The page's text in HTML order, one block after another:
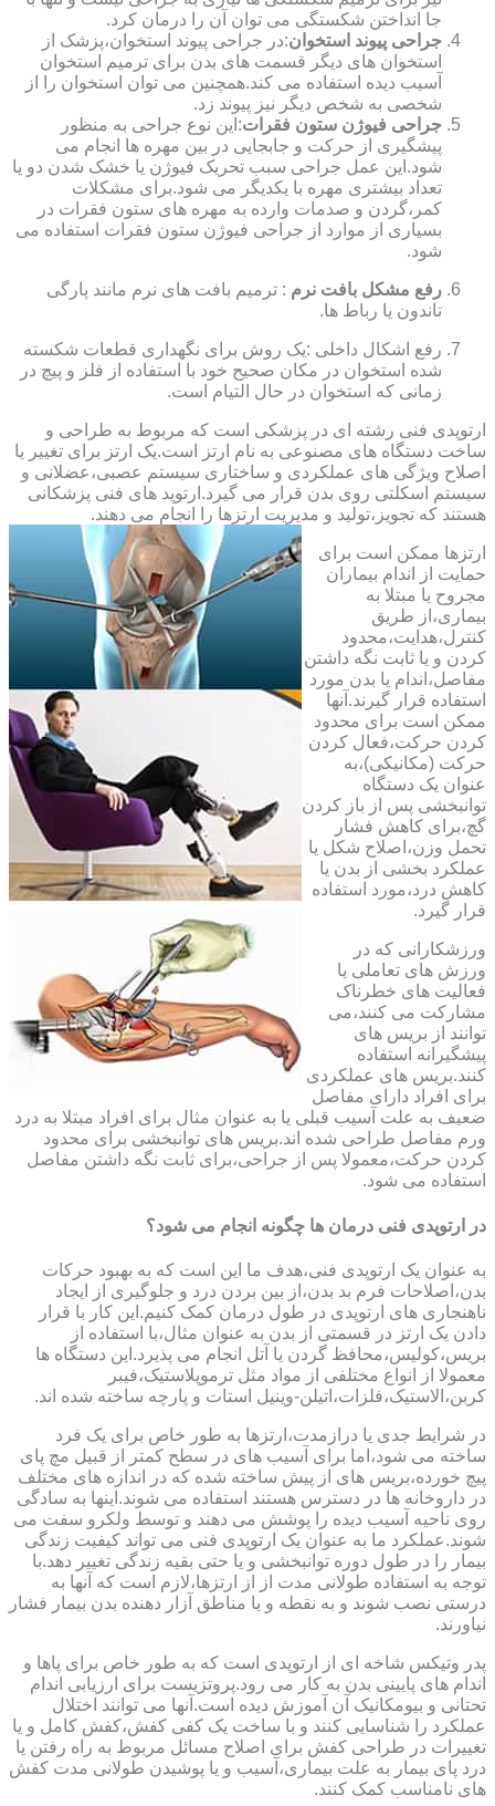
جا انداختن شکستگی می توان آن را درمان کرد.
جراحی پیوند استخوان:در جراحی پیوند استخوان،پزشک از
استخوان های دیگر قسمت های بدن برای ترمیم استخوان
آسیب دیده استفاده می کند.همچنین می توان استخوان را از
شخصی به شخص دیگر نیز پیوند زد.
جراحی فیوژن ستون فقرات:این نوع جراحی به منظور
پیشگیری از حرکت و جابجایی در بین مهره ها انجام می
شود.این عمل جراحی سبب تحریک فیوژن یا خشک شدن دو یا
تعداد بیشتری مهره با یکدیگر می شود.برای مشکلات
کمر،گردن و صدمات وارده به مهره های ستون فقرات در
بسیاری از موارد از جراحی فیوژن ستون فقرات استفاده می
شود.
رفع مشکل بافت نرم : ترمیم بافت های نرم مانند پارگی
تاندون یا رباط ها.
رفع اشکال داخلی :یک روش برای نگهداری قطعات شکسته
شده استخوان در مکان صحیح خود با استفاده از فلز و پیچ در
زمانی که استخوان در حال التیام است.
ارتوپدی فنی رشته ای در پزشکی است که مربوط به طراحی و
ساخت دستگاه های مصنوعی به نام ارتز است.یک ارتز برای تغییر یا
اصلاح ویژگی های عملکردی و ساختاری سیستم عصبی،عضلانی و
سیستم اسکلتی روی بدن قرار می گیرد.ارتوپد های فنی پزشکانی
هستند که تجویز،تولید و مدیریت ارتزها را انجام می دهند.
ارتزها ممکن است برای
حمایت از اندام بیماران
مجروح یا مبتلا به
بیماری،از طریق
کنترل،هدایت،محدود
کردن و یا ثابت نگه داشتن
مفاصل،اندام یا بدن مورد
استفاده قرار گیرند.آنها
ممکن است برای محدود
کردن حرکت،فعال کردن
حرکت (مکانیکی)،به
عنوان یک دستگاه
توانبخشی پس از باز کردن
گچ،برای کاهش فشار
تحمل وزن،اصلاح شکل یا
عملکرد بخشی از بدن یا
کاهش درد،مورد استفاده
قرار گیرد.
ورزشکارانی که در
ورزش های تعاملی یا
فعالیت های خطرناک
مشارکت می کنند،می
توانند از بریس های
پیشگیرانه استفاده
کنند.بریس های عملکردی
برای افراد دارای مفاصل
ضعیف به علت آسیب قبلی یا به عنوان مثال برای افراد مبتلا به درد
ورم مفاصل طراحی شده اند.بریس های توانبخشی برای محدود
کردن حرکت،معمولا پس از جراحی،برای ثابت نگه داشتن مفاصل
استفاده می شود.
در ارتوپدی فنی درمان ها چگونه انجام می شود؟
به عنوان یک ارتوپدی فنی،هدف ما این است که به بهبود حرکات
بدن،اصلاحات فرم بد بدن،از بین بردن درد و جلوگیری از ایجاد
ناهنجاری های ارتوپدی در طول درمان کمک کنیم.این کار با قرار
دادن یک ارتز در قسمتی از بدن به عنوان مثال،با استفاده از
بریس،کولیس،محافظ گردن یا آتل انجام می پذیرد.این دستگاه ها
معمولا از انواع مختلفی از مواد مثل ترموپلاستیک،فیبر
کربن،الاستیک،فلزات،اتیلن-وینیل استات و پارچه ساخته شده اند.
در شرایط جدی یا درازمدت،ارتزها به طور خاص برای یک فرد
ساخته می شود،اما برای آسیب های در سطح کمتر از قبیل مچ پای
پیچ خورده،بریس های از پیش ساخته شده که در اندازه های مختلف
در داروخانه ها در دسترس هستند استفاده می شوند.اینها به سادگی
روی ناحیه آسیب دیده را پوشش می دهند و توسط ولکرو سفت می
شوند.عملکرد ما به عنوان یک ارتوپدی فنی می تواند کیفیت زندگی
بیمار را در طول دوره توانبخشی و یا حتی بقیه زندگی تغییر دهد.با
توجه به استفاده طولانی مدت از از ارتزها،لازم است که آنها به
درستی نصب شوند و به نقطه و یا مناطق آزار دهنده بدن بیمار فشار
نیاورند.
پدر وتیکس شاخه ای از ارتوپدی است که به طور خاص برای پاها و
اندام های پایینی بدن به کار می رود.پروتزیست برای ارزیابی اندام
تحتانی و بیومکانیک آن آموزش دیده است.آنها می توانند اختلال
عملکرد را شناسایی کنند و با ساخت یک کفی کفش،کفش کامل و یا
تغییرات در طراحی کفش برای اصلاح مسائل مربوط به راه رفتن یا
درد پای بیمار به علت بیماری،آسیب و یا پوشیدن طولانی مدت کفش
های نامناسب کمک کنند.